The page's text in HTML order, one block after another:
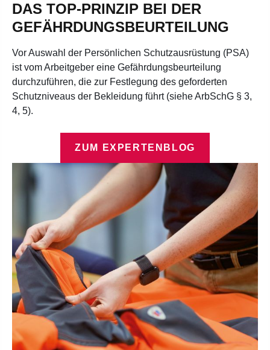
DAS TOP-PRINZIP BEI DER
GEFÄHRDUNGSBEURTEILUNG
Vor Auswahl der Persönlichen Schutzausrüstung (PSA)
ist vom Arbeitgeber eine Gefährdungsbeurteilung
durchzuführen, die zur Festlegung des geforderten
Schutzniveaus der Bekleidung führt (siehe ArbSchG § 3,
4, 5).
ZUM EXPERTENBLOG